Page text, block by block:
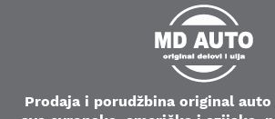
Prodaja i porudžbina original